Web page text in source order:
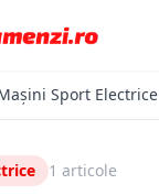
Sport Electrice
1 articole